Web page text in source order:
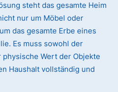
steht das gesamte Heim
nur um Möbel oder
das gesamte Erbe eines
Es muss sowohl der
Wert der Objekte
Haushalt vollständig und